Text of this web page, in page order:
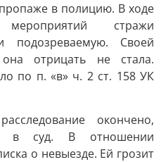
в полицию. В ходе
мероприятий стражи
подозреваемую. Своей
отрицать не стала.
по п. «в» ч. 2 ст. 158 УК
окончено,
в суд. В отношении
о невыезде. Ей грозит